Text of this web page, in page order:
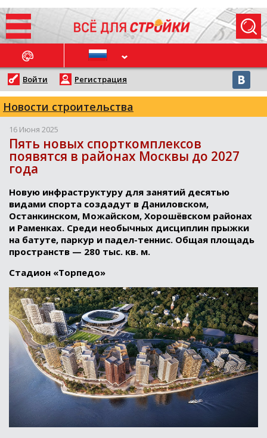
НОВОСТИ
Войти Регистрация
Новости строительства
16 Июня 2025
Пять новых спорткомплексов
появятся в районах Москвы до 2027
года
Новую инфраструктуру для занятий десятью
видами спорта создадут в Даниловском,
Останкинском, Можайском, Хорошёвском районах
и Раменках. Среди необычных дисциплин прыжки
на батуте, паркур и падел-теннис. Общая площадь
пространств — 280 тыс. кв. м.
Стадион «Торпедо»